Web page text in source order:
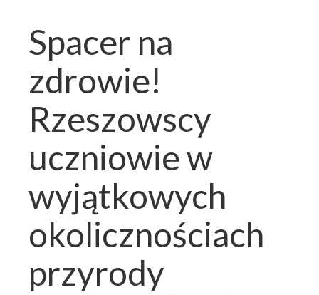
Spacer na
zdrowie!
Rzeszowscy
uczniowie w
wyjątkowych
okolicznościach
przyrody